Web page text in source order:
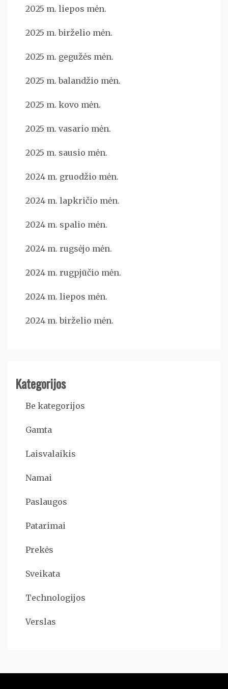
2025 m. liepos mėn.
2025 m. birželio mėn.
2025 m. gegužės mėn.
2025 m. balandžio mėn.
2025 m. kovo mėn.
2025 m. vasario mėn.
2025 m. sausio mėn.
2024 m. gruodžio mėn.
2024 m. lapkričio mėn.
2024 m. spalio mėn.
2024 m. rugsėjo mėn.
2024 m. rugpjūčio mėn.
2024 m. liepos mėn.
2024 m. birželio mėn.
Kategorijos
Be kategorijos
Gamta
Laisvalaikis
Namai
Paslaugos
Patarimai
Prekės
Sveikata
Technologijos
Verslas